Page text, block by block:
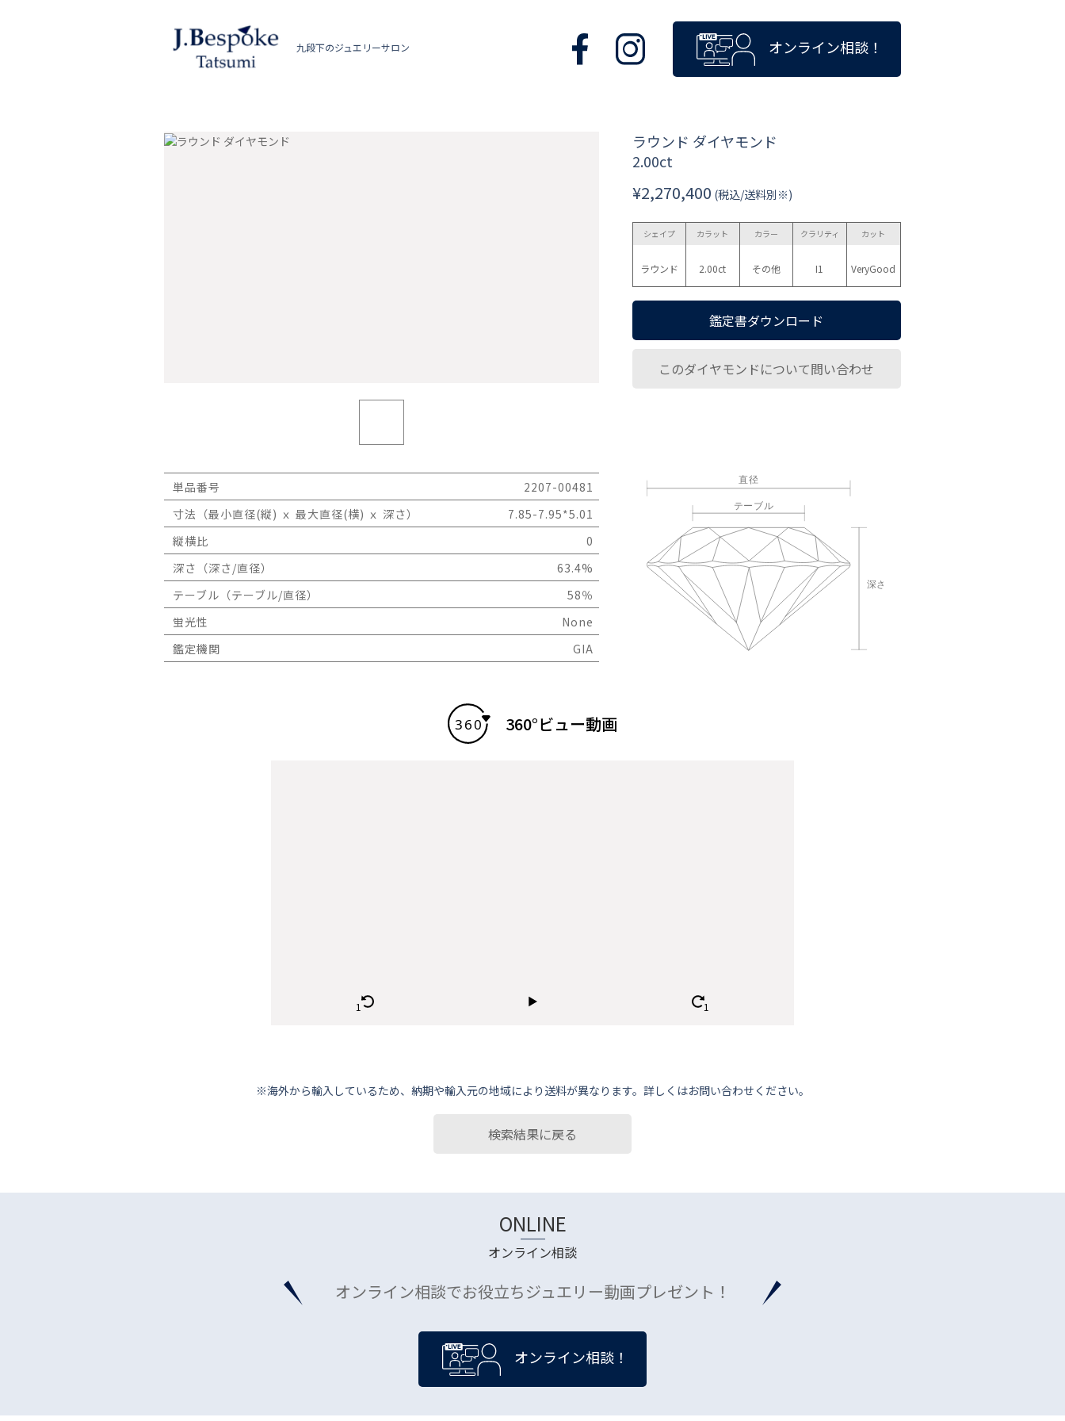
九段下のジュエリーサロン オンライン相談！
ラウンド ダイヤモンド
2.00ct
¥2,270,400 (税込/送料別※)
シェイプ
ラウンド
カラット
2.00ct
カラー
その他
クラリティ
I1
カット
VeryGood
鑑定書ダウンロード
このダイヤモンドについて問い合わせ
単品番号
2207-00481
寸法（最小直径(縦) ｘ 最大直径(横) ｘ 深さ）
7.85-7.95*5.01
縦横比
0
深さ（深さ/直径）
63.4%
テーブル（テーブル/直径）
58％
蛍光性
None
鑑定機関
GIA
360°ビュー動画
※海外から輸⼊しているため、納期や輸⼊元の地域により送料が異なります。詳しくはお問い合わせください。
検索結果に戻る
ONLINE
オンライン相談
オンライン相談でお役立ちジュエリー動画プレゼント！
オンライン相談！